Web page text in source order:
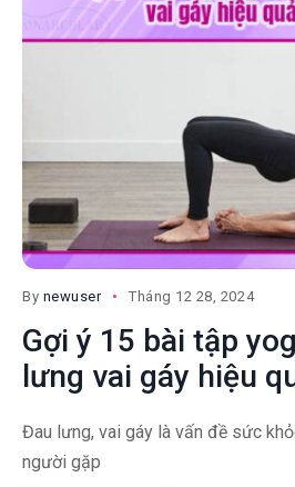
By newuser Tháng 12 28, 2024
Gợi ý 15 bài tập
lưng vai gáy hiệu
Đau lưng, vai gáy là vấn đề sức
người gặp